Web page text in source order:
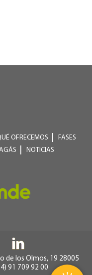
OFRECEMOS
FASES
NOTICIAS
de los Olmos, 19 28005
91 709 92 00